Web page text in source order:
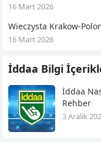
16 Mart 2026
Wieczysta Krakow-
16 Mart 2026
İddaa Bilgi
İddaa
Rehber
3 Aralık